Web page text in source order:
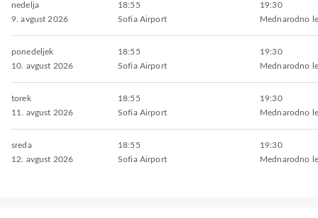
nedelja
9. avgust 2026
18:55
Sofia Airport
19:30
Mednarodno
ponedeljek
10. avgust 2026
18:55
Sofia Airport
19:30
Mednarodno
torek
11. avgust 2026
18:55
Sofia Airport
19:30
Mednarodno
sreda
12. avgust 2026
18:55
Sofia Airport
19:30
Mednarodno